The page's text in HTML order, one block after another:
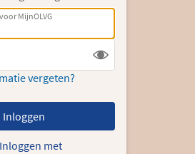
MijnOLVG
vergeten?
Inloggen met